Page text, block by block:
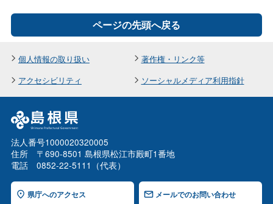
ページの先頭へ戻る
個人情報の取り扱い
著作権・リンク等
アクセシビリティ
ソーシャルメディア利用指針
法人番号1000020320005
住所 〒690-8501 島根県松江市殿町1番地
電話 0852-22-5111（代表）
県庁へのアクセス メールでのお問い合わせ